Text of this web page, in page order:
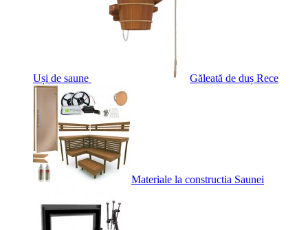
Uși de saune Găleată de duș Rece
Materiale la constructia Saunei